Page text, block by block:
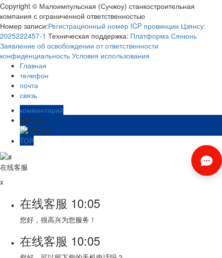
Copyright © Малоимпульсная (Сучжоу) станкостроительная
компания с ограниченной ответственностью
Номер записи:Регистрационный номер ICP провинции Цзянсу:
2025222457-1 Техническая поддержка: Платформа Сянюнь
Заявление об освобождении от ответственности
конфиденциальность Условия использования
Главная
телефон
почта
связь
комментарий
QR код
TOP
在线客服
x
在线客服 10:05
您好，很高兴为您服务！
在线客服 10:05